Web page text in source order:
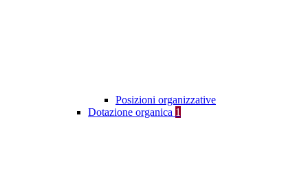
Posizioni organizzative
Dotazione organica 1